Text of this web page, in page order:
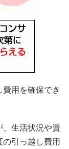
用を確保でき
、生活状況や資
引っ越し費用